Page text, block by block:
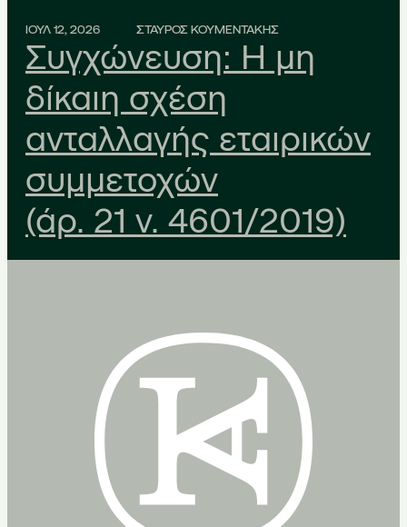
ΙΟΥΛ 12, 2026 ΣΤΑΥΡΟΣ ΚΟΥΜΕΝΤΑΚΗΣ
Συγχώνευση: Η μη
δίκαιη σχέση
ανταλλαγής εταιρικών
συμμετοχών
(άρ. 21 ν. 4601/2019)